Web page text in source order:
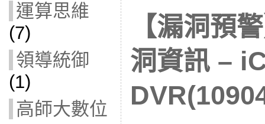
運算思維
(7)
領導統御
(1)
高師大數位
【漏洞預
洞資訊 –